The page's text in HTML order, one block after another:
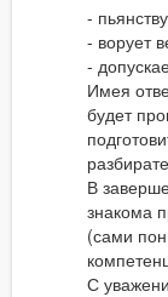
-
- ворует
-
Имея
будет
В
знакома
(сами
С